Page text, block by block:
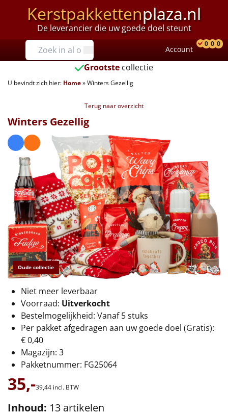
Kerstpakkettenplaza.nl
De leverancier die uw goede doel steunt
Prijzen
Tot €25
€25 tot €35
€40 tot €45
€45 tot €50
€50 tot €55
€55 tot €75
€75 tot €100
€100 en hoger
Alle kerstpakketten 2026
Thema
Origineel
Rituals
Luxe
Account
0 0 0
Grootste collectie
U bevindt zich hier: Home»Winters Gezellig
Terug naar overzicht
Oude collectie
Winters Gezellig
Niet meer leverbaar
Voorraad: Uitverkocht
Bestelmogelijkheid: Vanaf 5 stuks
Per pakket afgedragen aan uw goede doel (Gratis):
€ 0,40
Magazijn: 3
Pakketnummer: FG25064
35,-39,44 incl. BTW
Inhoud: 13 artikelen